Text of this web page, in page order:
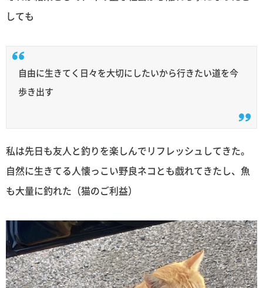
しても
自由に生きてく日々を大切にしたいから行きたい道を今
歩き出す
私は先日も友人と釣りを楽しんでリフレッシュしてきた。
自然に生きてる人懐っこい野良ネコとも戯れてきたし、魚
も大量に釣れた（猫のご利益）